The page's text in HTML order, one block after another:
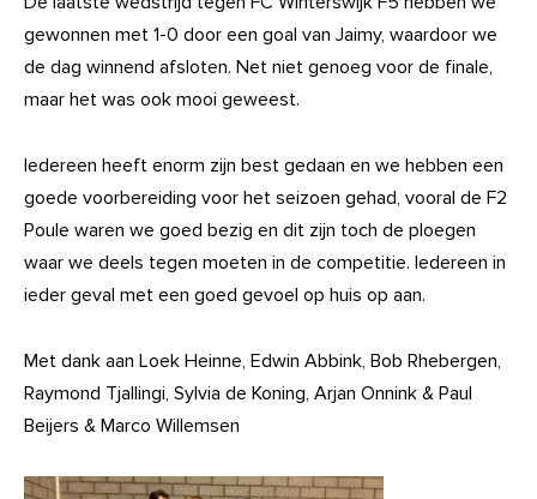
gewonnen met 1-0 door een goal van Jaimy, waardoor we
de dag winnend afsloten. Net niet genoeg voor de finale,
maar het was ook mooi geweest.
Iedereen heeft enorm zijn best gedaan en we hebben een
goede voorbereiding voor het seizoen gehad, vooral de F2
Poule waren we goed bezig en dit zijn toch de ploegen
waar we deels tegen moeten in de competitie. Iedereen in
ieder geval met een goed gevoel op huis op aan.
Met dank aan Loek Heinne, Edwin Abbink, Bob Rhebergen,
Raymond Tjallingi, Sylvia de Koning, Arjan Onnink & Paul
Beijers & Marco Willemsen